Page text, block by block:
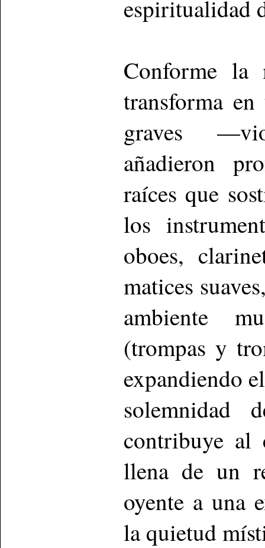
espiritualidad
Conforme la
transforma
graves
añadieron
raíces que
los
oboes,
matices
ambiente
(trompas y
expandiendo
solemnidad
contribuye al
llena de un
oyente a una
la quietud